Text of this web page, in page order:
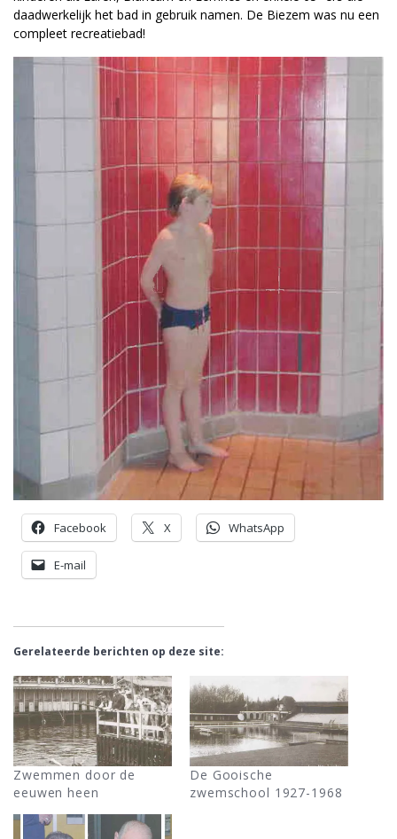
daadwerkelijk het bad in gebruik namen. De Biezem was nu een
compleet recreatiebad!
Facebook X WhatsApp
E-mail
Gerelateerde berichten op deze site:
Zwemmen door de
eeuwen heen
De Gooische
zwemschool 1927-1968